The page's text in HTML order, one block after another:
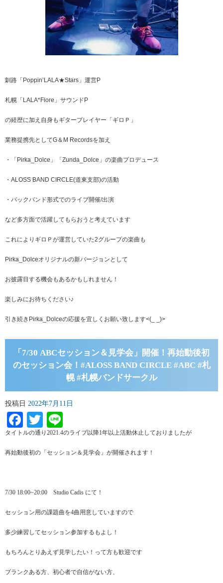
釧路「Poppin’LALA★Stars」運営P
札幌「LALA*Fiore」サウンドP
の経歴に加え自身もギタープレイヤー「ギロＰ」
業務提携先としてG＆M Recordsを加え
・「Pirka_Dolce」「Zunda_Dolce」の楽曲プロデュース
・ALOSS BAND CIRCLE(道東支部)の活動
・バックバンド形式でのライブ開催/出演
など多方面で活躍してもらおうと考えています
これによりギロＰが運営していた2グループの楽曲も
Pirka_Dolceオリジナルの新バージョンとして
お披露目する機会もあるかもしれません！
楽しみにお待ちください♪
引き続きPirka_Dolceの応援を宜しくお願い致します<(_ _)>
「7/30 ABCセッション＆見学会」開催！再始動後初
のセッション会！#ALOSS BAND CIRCLE #ABC #札
幌 #札幌バンドサークル
投稿日 2022年7月11日
Facebook
Twitter
タイトルの通り2021.4のライブ以降1年以上活動休止しておりましたが
再始動後初の「セッション＆見学会」が開催されます！
7/30 18:00~20:00 Studio Cadis にて！
セッション用の課題曲を4曲用意していますので
多少練習してセッション参加するもよし！
もちろんとりあえず見学したい！って方も歓迎です
ブランクある方、初心者で自信がない方、